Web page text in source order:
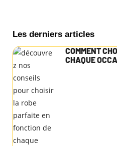
Les derniers articles
COMMENT
CHAQUE